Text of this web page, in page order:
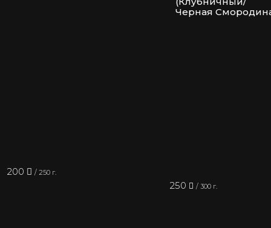
200 / 250 г.
Черная
250 / 300 г.